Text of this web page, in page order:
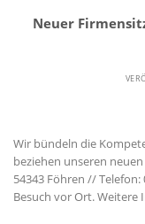
Neuer
Wir bündeln die
beziehen unseren
54343 Föhren //
Besuch vor Ort.